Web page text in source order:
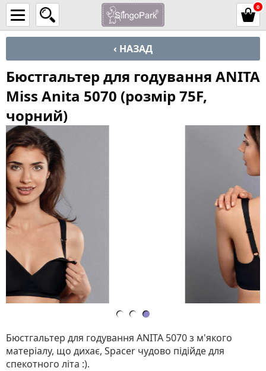
0
‹ НАЗАД
Бюстгальтер для годування ANITA
Miss Anita 5070 (розмір 75F,
чорний)
Бюстгальтер для годування ANITA 5070 з м'якого
матеріалу, що дихає, Spacer чудово підійде для
спекотного літа :).